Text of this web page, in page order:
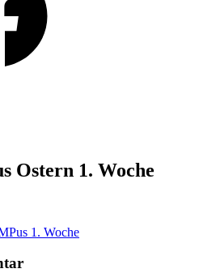
Ostern 1. Woche
1. Woche